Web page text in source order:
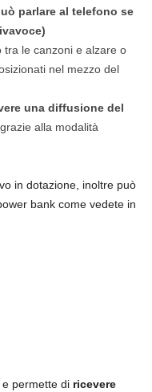
parlare al telefono se
tra le canzoni e alzare o
nel mezzo del
una diffusione del
alla modalità
in dotazione, inoltre può
bank come vedete in
permette di ricevere